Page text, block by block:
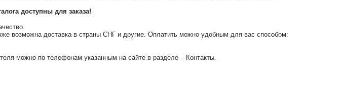
доступны для заказа!
возможна доставка в страны СНГ и другие. Оплатить можно удобным для вас способом:
можно по телефонам указанным на сайте в разделе – Контакты.